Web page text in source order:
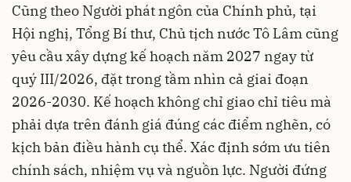
Cũng theo Người phát ngôn của Chính phủ, tại
Hội nghị, Tổng Bí thư, Chủ tịch nước Tô Lâm cũng
yêu cầu xây dựng kế hoạch năm 2027 ngay từ
quý III/2026, đặt trong tầm nhìn cả giai đoạn
2026-2030. Kế hoạch không chỉ giao chỉ tiêu mà
phải dựa trên đánh giá đúng các điểm nghẽn, có
kịch bản điều hành cụ thể. Xác định sớm ưu tiên
chính sách, nhiệm vụ và nguồn lực. Người đứng